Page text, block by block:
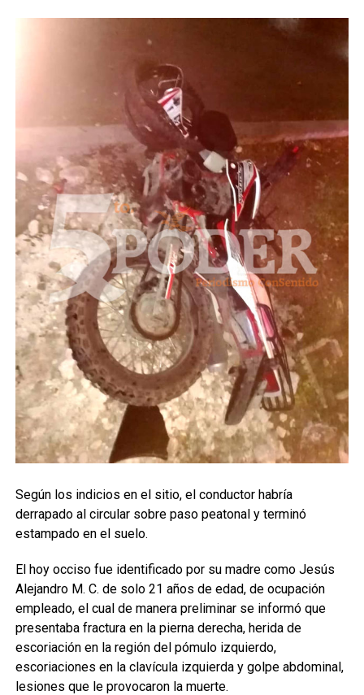
Según los indicios en el sitio, el conductor habría
derrapado al circular sobre paso peatonal y terminó
estampado en el suelo.
El hoy occiso fue identificado por su madre como Jesús
Alejandro M. C. de solo 21 años de edad, de ocupación
empleado, el cual de manera preliminar se informó que
presentaba fractura en la pierna derecha, herida de
escoriación en la región del pómulo izquierdo,
escoriaciones en la clavícula izquierda y golpe abdominal,
lesiones que le provocaron la muerte.